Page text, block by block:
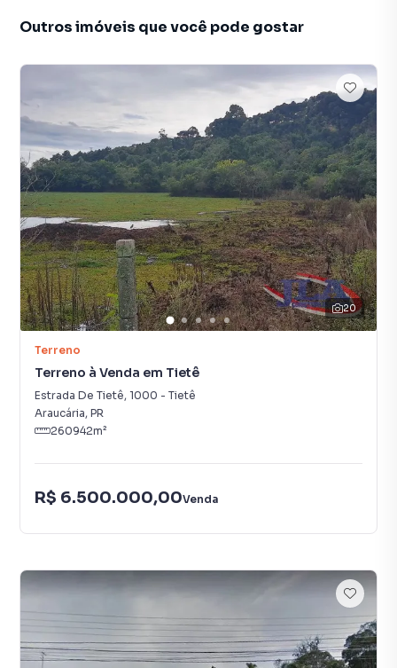
Outros imóveis que você pode gostar
20
Terreno
Terreno à Venda em Tietê
Estrada De Tietê, 1000 - Tietê
Araucária, PR
260942m²
R$ 6.500.000,00Venda